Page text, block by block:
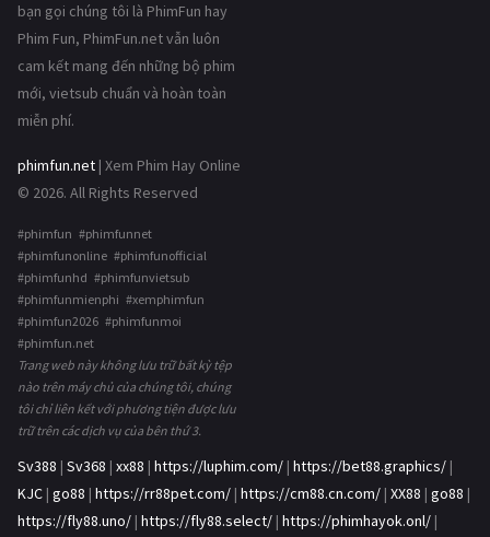
bạn gọi chúng tôi là PhimFun hay
Phim Fun, PhimFun.net vẫn luôn
cam kết mang đến những bộ phim
mới, vietsub chuẩn và hoàn toàn
miễn phí.
phimfun.net | Xem Phim Hay Online
© 2026. All Rights Reserved
#phimfun #phimfunnet
#phimfunonline #phimfunofficial
#phimfunhd #phimfunvietsub
#phimfunmienphi #xemphimfun
#phimfun2026 #phimfunmoi
#phimfun.net
Trang web này không lưu trữ bất kỳ tệp
nào trên máy chủ của chúng tôi, chúng
tôi chỉ liên kết với phương tiện được lưu
trữ trên các dịch vụ của bên thứ 3.
Sv388 | Sv368 | xx88 | https://luphim.com/ | https://bet88.graphics/ |
KJC | go88 | https://rr88pet.com/ | https://cm88.cn.com/ | XX88 | go88 |
https://fly88.uno/ | https://fly88.select/ | https://phimhayok.onl/ |